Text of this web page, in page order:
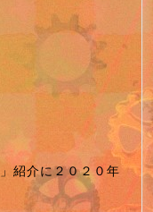
」紹介に２０２０年